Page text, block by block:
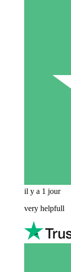
il y a 1 jour
very helpfull